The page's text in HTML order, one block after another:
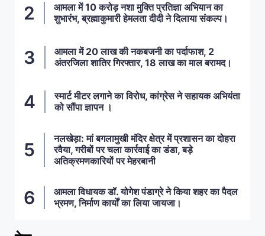
आमला में 10 करोड़ नशा मुक्ति प्रतिज्ञा अभियान का
शुभारंभ, ब्रह्माकुमारी हेमलता दीदी ने दिलाया संकल्प।
आमला में 20 लाख की नकबजनी का पर्दाफाश, 2
अंतरजिला शातिर गिरफ्तार, 18 लाख का माल बरामद।
स्मार्ट मीटर लगाने का विरोध, कांग्रेस ने सहायक अभियंता
को सौंपा ज्ञापन ।
नलखेड़ा: मां बगलामुखी मंदिर क्षेत्र में प्रशासन का दोहरा
रवैया, गरीबों पर चला कार्रवाई का डंडा, बड़े
अतिक्रमणकारियों पर मेहरबानी
आमला विधायक डॉ. योगेश पंडाग्रे ने किया शहर का पैदल
भ्रमण, निर्माण कार्यों का लिया जायजा।